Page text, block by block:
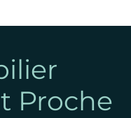
Proche